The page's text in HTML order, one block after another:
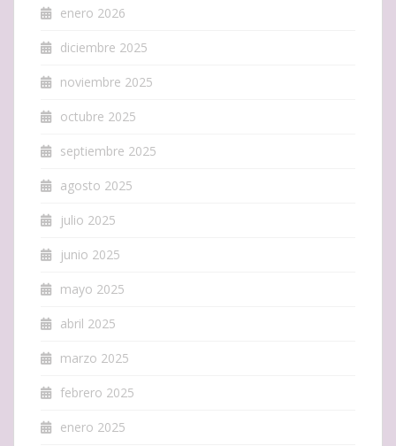
enero 2026
diciembre 2025
noviembre 2025
octubre 2025
septiembre 2025
agosto 2025
julio 2025
junio 2025
mayo 2025
abril 2025
marzo 2025
febrero 2025
enero 2025